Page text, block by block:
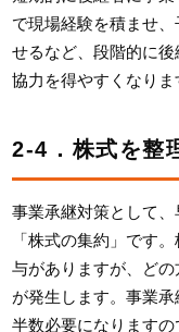
で現場経験を積ませ
せるなど、段階的に
協力を得やすくなりま
2-4．株式を整
事業承継対策として
「株式の集約」です
与がありますが、ど
が発生します。事業
半数必要になります